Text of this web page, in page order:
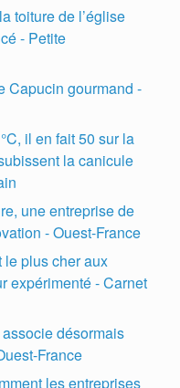
toiture de l’église
- Petite
Capucin gourmand -
il en fait 50 sur la
la canicule
une entreprise de
- Ouest-France
le plus cher aux
expérimenté - Carnet
désormais
France
les entreprises